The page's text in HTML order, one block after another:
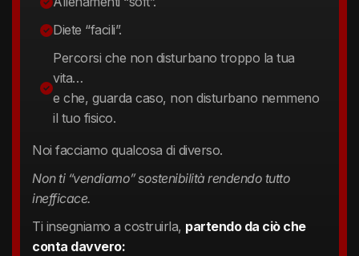
Diete “facili”.
Percorsi che non disturbano troppo la tua
vita…
e che, guarda caso, non disturbano nemmeno
il tuo fisico.
Noi facciamo qualcosa di diverso.
Non ti “vendiamo” sostenibilità rendendo tutto
inefficace.
Ti insegniamo a costruirla, partendo da ciò che
conta davvero: